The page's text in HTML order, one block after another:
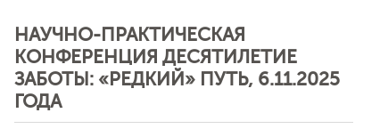
НАУЧНО-ПРАКТИЧЕСКАЯ
КОНФЕРЕНЦИЯ ДЕСЯТИЛЕТИЕ
ЗАБОТЫ: «РЕДКИЙ» ПУТЬ, 6.11.2025
ГОДА